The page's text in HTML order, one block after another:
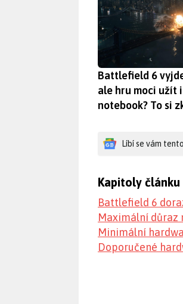
Battlefield 6
ale hru moci užít
notebook? To si
Líbí se vám
Kapitoly článku
Battlefield 6
Maximální důraz
Minimální
Doporučené